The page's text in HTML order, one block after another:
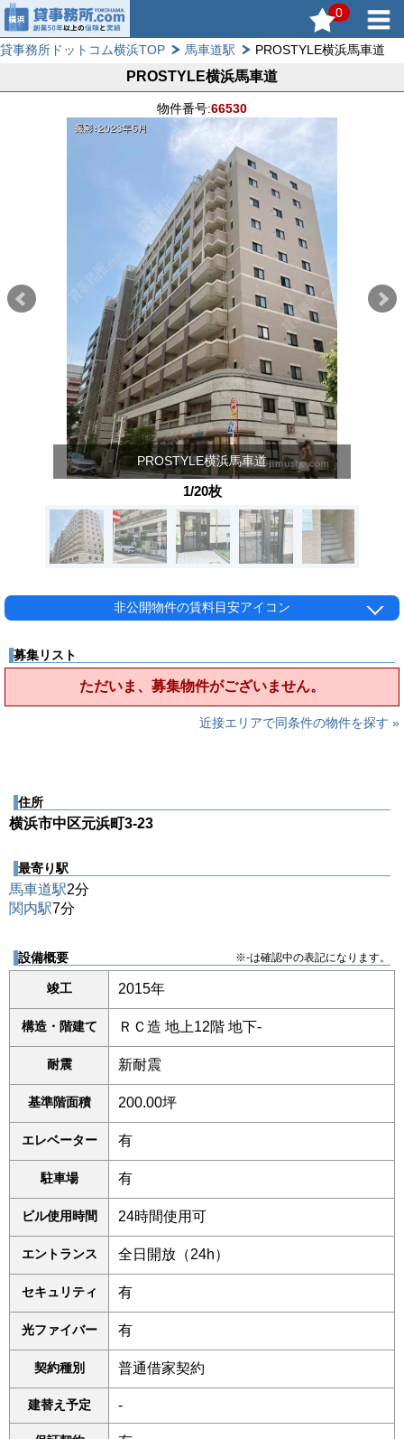
0
貸事務所ドットコム横浜TOP 馬車道駅 PROSTYLE横浜馬車道
PROSTYLE横浜馬車道
物件番号:66530
PROSTYLE横浜馬車道
1/20枚
非公開物件の賃料目安アイコン
募集リスト
ただいま、募集物件がございません。
近接エリアで同条件の物件を探す »
住所
横浜市中区元浜町3-23
最寄り駅
馬車道駅2分
関内駅7分
設備概要 ※-は確認中の表記になります。
竣工 2015年
構造・階建て ＲＣ造 地上12階 地下-
耐震 新耐震
基準階面積 200.00坪
エレベーター 有
駐車場 有
ビル使用時間 24時間使用可
エントランス 全日開放（24h）
セキュリティ 有
光ファイバー 有
契約種別 普通借家契約
建替え予定 -